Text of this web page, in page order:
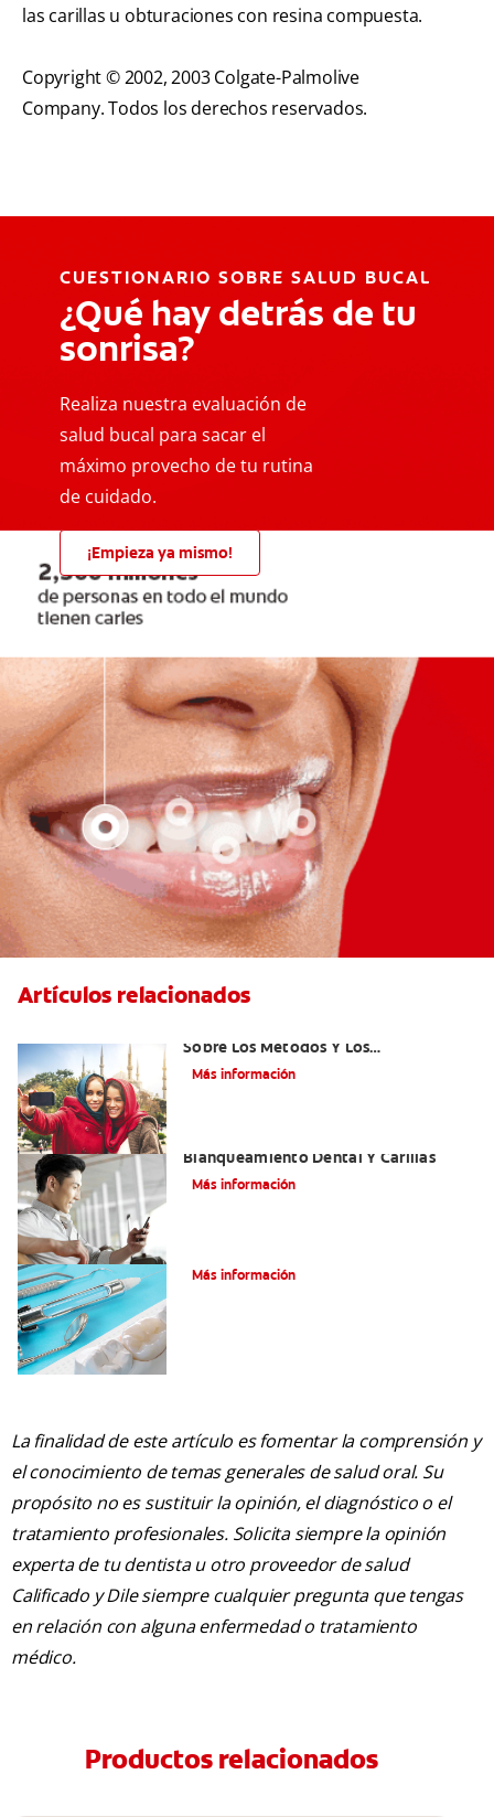
las carillas u obturaciones con resina compuesta.
Copyright © 2002, 2003 Colgate-Palmolive
Company. Todos los derechos reservados.
CUESTIONARIO SOBRE SALUD BUCAL
¿Qué hay detrás de tu
sonrisa?
Realiza nuestra evaluación de
salud bucal para sacar el
máximo provecho de tu rutina
de cuidado.
¡Empieza ya mismo!
Artículos relacionados
Sobre Los Métodos Y Los
Procedimientos Del Adhesivo Dental
Más información
Blanqueamiento Dental Y Carillas
Más información
Más información
La finalidad de este artículo es fomentar la comprensión y
el conocimiento de temas generales de salud oral. Su
propósito no es sustituir la opinión, el diagnóstico o el
tratamiento profesionales. Solicita siempre la opinión
experta de tu dentista u otro proveedor de salud
Calificado y Dile siempre cualquier pregunta que tengas
en relación con alguna enfermedad o tratamiento
médico.
Productos relacionados